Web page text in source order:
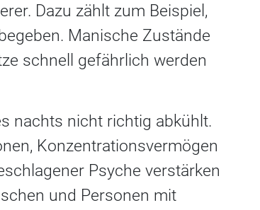
Dazu zählt zum Beispiel,
Manische Zustände
schnell gefährlich werden
nachts nicht richtig abkühlt.
Konzentrationsvermögen
Psyche verstärken
und Personen mit